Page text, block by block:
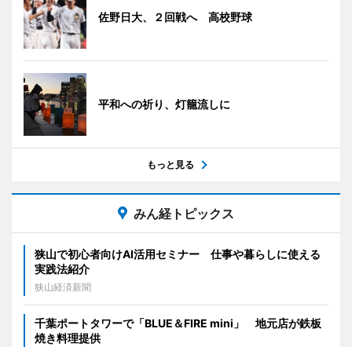
佐野日大、２回戦へ 高校野球
平和への祈り、灯籠流しに
もっと見る
みん経トピックス
狭山で初心者向けAI活用セミナー 仕事や暮らしに使える
実践法紹介
狭山経済新聞
千葉ポートタワーで「BLUE＆FIRE mini」 地元店が鉄板
焼き料理提供